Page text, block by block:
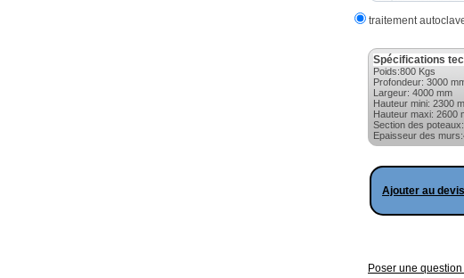
traitement
Spécifications
Poids:800 Kgs
Profondeur: 3000
Largeur: 4000 mm
Hauteur mini: 2300
Hauteur maxi: 2600
Section des
Epaisseur des
Ajouter au devis
Poser une